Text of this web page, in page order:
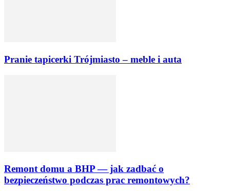
Pranie tapicerki Trójmiasto – meble i auta
Remont domu a BHP — jak zadbać o
bezpieczeństwo podczas prac remontowych?